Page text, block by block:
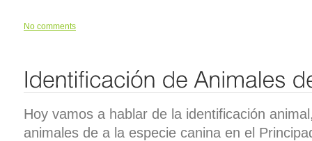
No comments
Hoy vamos a hablar de la identificación
animales de a la especie canina en el